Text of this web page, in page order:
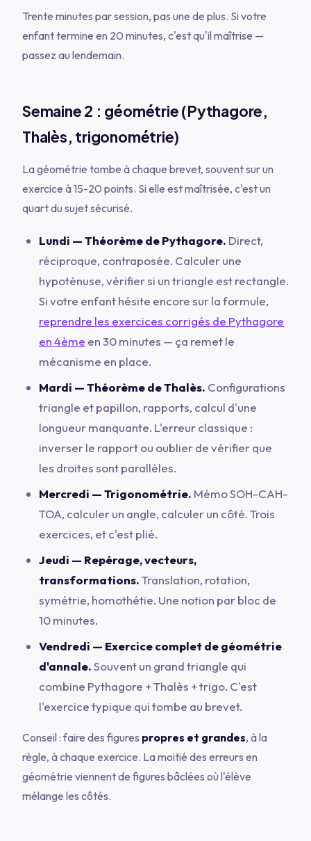
Trente minutes par session, pas une de plus. Si votre
enfant termine en 20 minutes, c'est qu'il maîtrise —
passez au lendemain.
Semaine 2 : géométrie (Pythagore,
Thalès, trigonométrie)
La géométrie tombe à chaque brevet, souvent sur un
exercice à 15-20 points. Si elle est maîtrisée, c'est un
quart du sujet sécurisé.
Lundi — Théorème de Pythagore. Direct,
réciproque, contraposée. Calculer une
hypoténuse, vérifier si un triangle est rectangle.
Si votre enfant hésite encore sur la formule,
reprendre les exercices corrigés de Pythagore
en 4ème en 30 minutes — ça remet le
mécanisme en place.
Mardi — Théorème de Thalès. Configurations
triangle et papillon, rapports, calcul d'une
longueur manquante. L'erreur classique :
inverser le rapport ou oublier de vérifier que
les droites sont parallèles.
Mercredi — Trigonométrie. Mémo SOH-CAH-
TOA, calculer un angle, calculer un côté. Trois
exercices, et c'est plié.
Jeudi — Repérage, vecteurs,
transformations.Translation, rotation,
symétrie, homothétie. Une notion par bloc de
10 minutes.
Vendredi — Exercice complet de géométrie
d'annale.Souvent un grand triangle qui
combine Pythagore + Thalès + trigo. C'est
l'exercice typique qui tombe au brevet.
Conseil : faire des figures propres et grandes, à la
règle, à chaque exercice. La moitié des erreurs en
géométrie viennent de figures bâclées où l'élève
mélange les côtés.